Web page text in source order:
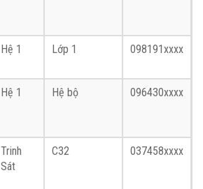
Hệ 1 Lớp 1 098191xxxx
Hệ 1 Hệ bộ 096430xxxx
Trinh
Sát
C32 037458xxxx